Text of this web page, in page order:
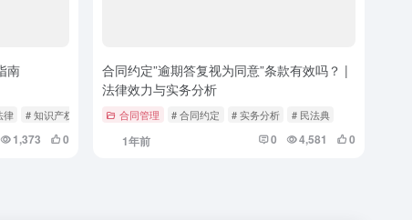
南
律 # 知识产权保护
1,373 0
合同约定”逾期答复视为同意”条款有效吗？ |
法律效力与实务分析
合同管理 # 合同约定 # 实务分析 # 民法典
1年前 0 4,581 0